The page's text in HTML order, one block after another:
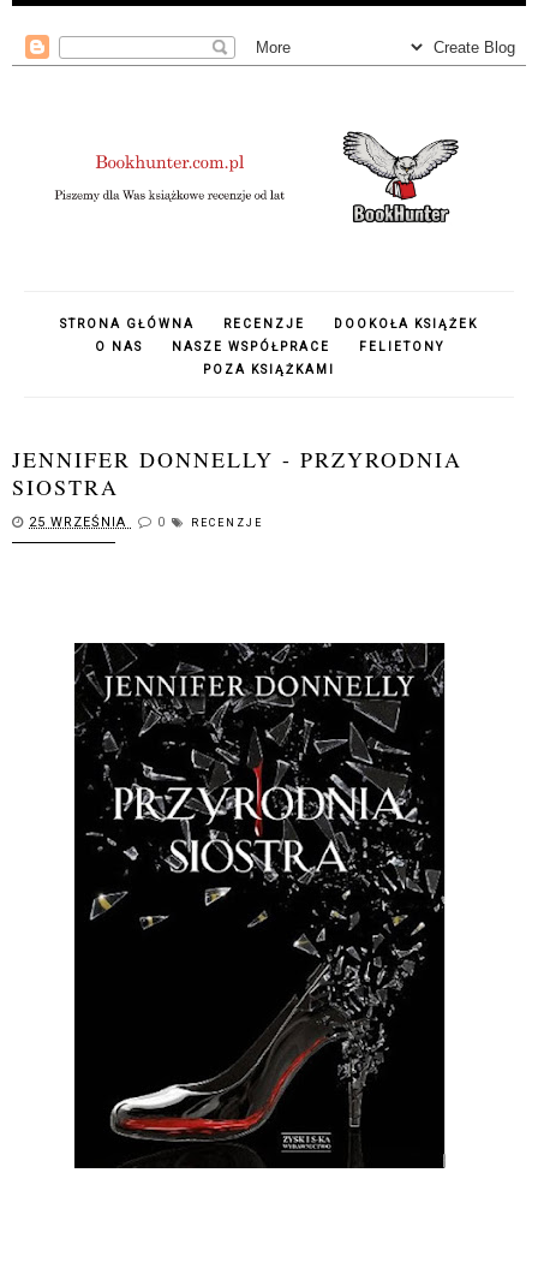
STRONA GŁÓWNA RECENZJE
DOOKOŁA KSIĄŻEK
O NAS
NASZE WSPÓŁPRACE
FELIETONY
POZA KSIĄŻKAMI
JENNIFER DONNELLY - PRZYRODNIA
SIOSTRA
25 WRZEŚNIA 0 RECENZJE